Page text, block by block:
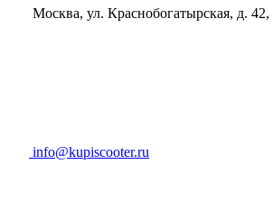
Москва, ул. Краснобогатырская, д. 42,
info@kupiscooter.ru